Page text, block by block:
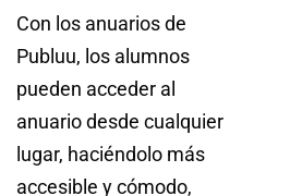
Con los anuarios de
Publuu, los alumnos
pueden acceder al
anuario desde cualquier
lugar, haciéndolo más
accesible y cómodo,